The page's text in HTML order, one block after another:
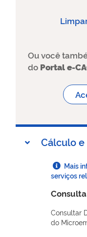
Cálculo
Mais
serviços
Consultar
do
Ou você
do Portal e-